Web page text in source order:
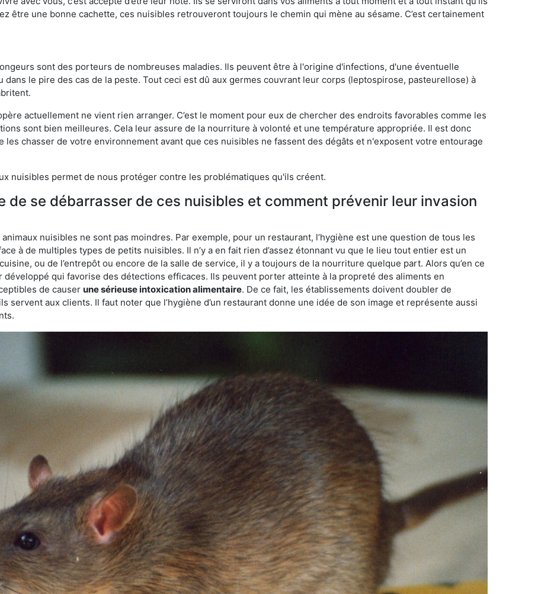
être une bonne cachette, ces nuisibles retrouveront toujours le chemin qui mène au sésame. C’est certainement
sont des porteurs de nombreuses maladies. Ils peuvent être à l'origine d'infections, d'une éventuelle
dans le pire des cas de la peste. Tout ceci est dû aux germes couvrant leur corps (leptospirose, pasteurellose) à
actuellement ne vient rien arranger. C’est le moment pour eux de chercher des endroits favorables comme les
sont bien meilleures. Cela leur assure de la nourriture à volonté et une température appropriée. Il est donc
chasser de votre environnement avant que ces nuisibles ne fassent des dégâts et n'exposent votre entourage
nuisibles permet de nous protéger contre les problématiques qu'ils créent.
de se débarrasser de ces nuisibles et comment prévenir leur invasion
nuisibles ne sont pas moindres. Par exemple, pour un restaurant, l’hygiène est une question de tous les
à de multiples types de petits nuisibles. Il n’y a en fait rien d’assez étonnant vu que le lieu tout entier est un
ou de l’entrepôt ou encore de la salle de service, il y a toujours de la nourriture quelque part. Alors qu’en ce
qui favorise des détections efficaces. Ils peuvent porter atteinte à la propreté des aliments en
de causer une sérieuse intoxication alimentaire. De ce fait, les établissements doivent doubler de
servent aux clients. Il faut noter que l’hygiène d’un restaurant donne une idée de son image et représente aussi